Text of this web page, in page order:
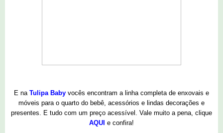
E na Tulipa Baby vocês encontram a linha completa de enxovais e
móveis para o quarto do bebê, acessórios e lindas decorações e
presentes. E tudo com um preço acessível. Vale muito a pena, clique
AQUI e confira!